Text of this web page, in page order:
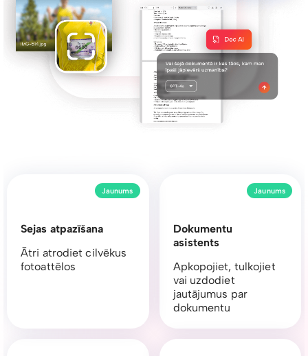
Dokumentu
asistents
Apkopojiet, tulkojiet
vai uzdodiet
jautājumus par
dokumentu
Jaunums
Sejas atpazīšana
Ātri atrodiet cilvēkus
fotoattēlos
Jaunums